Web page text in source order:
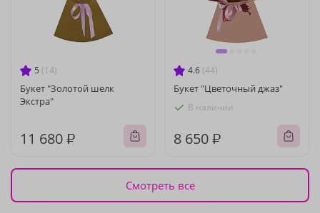
5 (14)
Букет "Золотой шелк
Экстра"
11 680 ₽
4.6 (44)
Букет "Цветочный джаз"
В наличии
8 650 ₽
Смотреть все